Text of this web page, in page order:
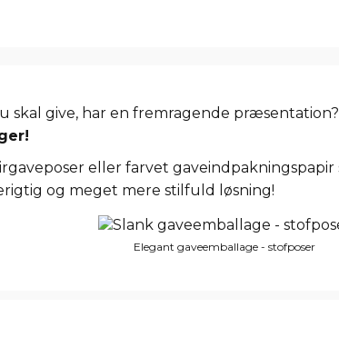
skal give, har en fremragende præsentation?
eller farvet
og meget mere stilfuld løsning!
Elegant gaveemballage - stofposer